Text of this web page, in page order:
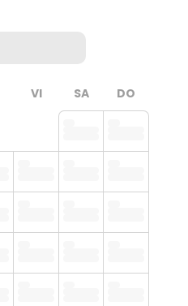
VI SA DO